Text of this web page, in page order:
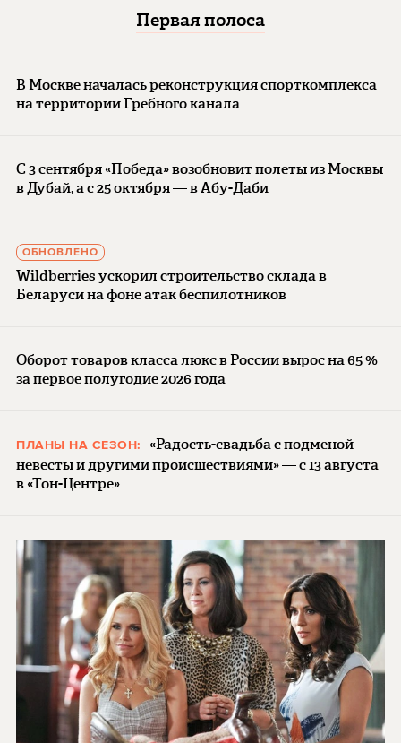
Первая полоса
В Москве началась реконструкция спорткомплекса
на территории Гребного канала
С 3 сентября «Победа» возобновит полеты из Москвы
в Дубай, а с 25 октября — в Абу-Даби
ОБНОВЛЕНО
Wildberries ускорил строительство склада в
Беларуси на фоне атак беспилотников
Оборот товаров класса люкс в России вырос на 65 %
за первое полугодие 2026 года
ПЛАНЫ НА СЕЗОН:
«Радость-свадьба с подменой
невесты и другими происшествиями» — с 13 августа
в «Тон-Центре»